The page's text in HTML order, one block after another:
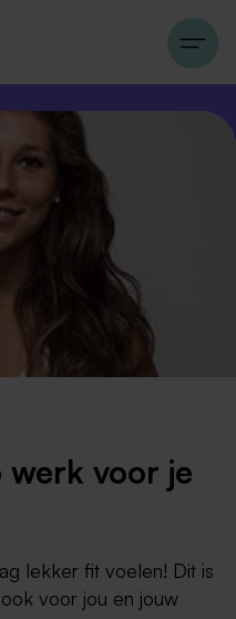
werk voor je
lekker fit voelen! Dit is
voor jou en jouw